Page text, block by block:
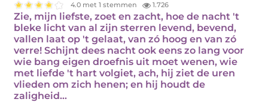
4.0 met 1 stemmen 1.726
Zie, mijn liefste, zoet en zacht, hoe de nacht 't
bleke licht van al zijn sterren levend, bevend,
vallen laat op 't gelaat, van zó hoog en van zó
verre! Schijnt dees nacht ook eens zo lang voor
wie bang eigen droefnis uit moet wenen, wie
met liefde 't hart volgiet, ach, hij ziet de uren
vlieden om zich henen; en hij houdt de
zaligheid…